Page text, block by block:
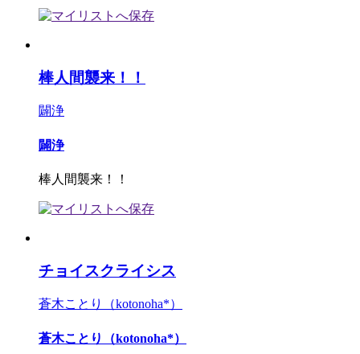
棒人間襲来！！
闢浄
闢浄
棒人間襲来！！
チョイスクライシス
蒼木ことり（kotonoha*）
蒼木ことり（kotonoha*）